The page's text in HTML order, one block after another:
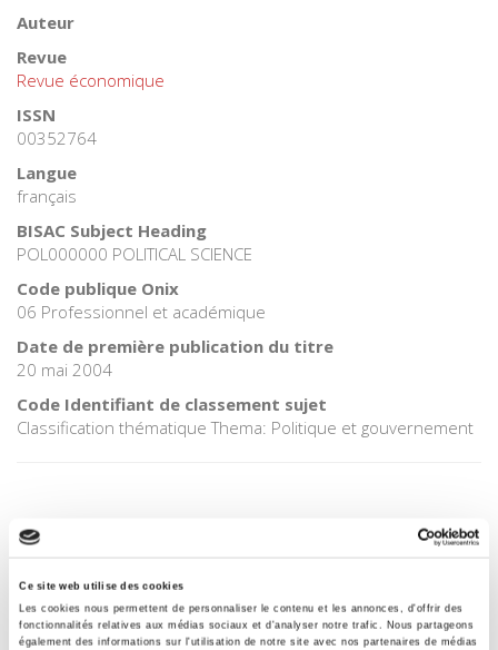
Ce site web utilise des cookies
Les cookies nous permettent de personnaliser le contenu et les annonces, d'offrir des
fonctionnalités relatives aux médias sociaux et d'analyser notre trafic. Nous partageons
également des informations sur l'utilisation de notre site avec nos partenaires de médias
Auteur
Revue
Revue économique
ISSN
00352764
Langue
français
BISAC Subject Heading
POL000000 POLITICAL SCIENCE
Code publique Onix
06 Professionnel et académique
Date de première publication du titre
20 mai 2004
Code Identifiant de classement sujet
Classification thématique Thema: Politique et gouvernement
Rome, promenades sociologiques